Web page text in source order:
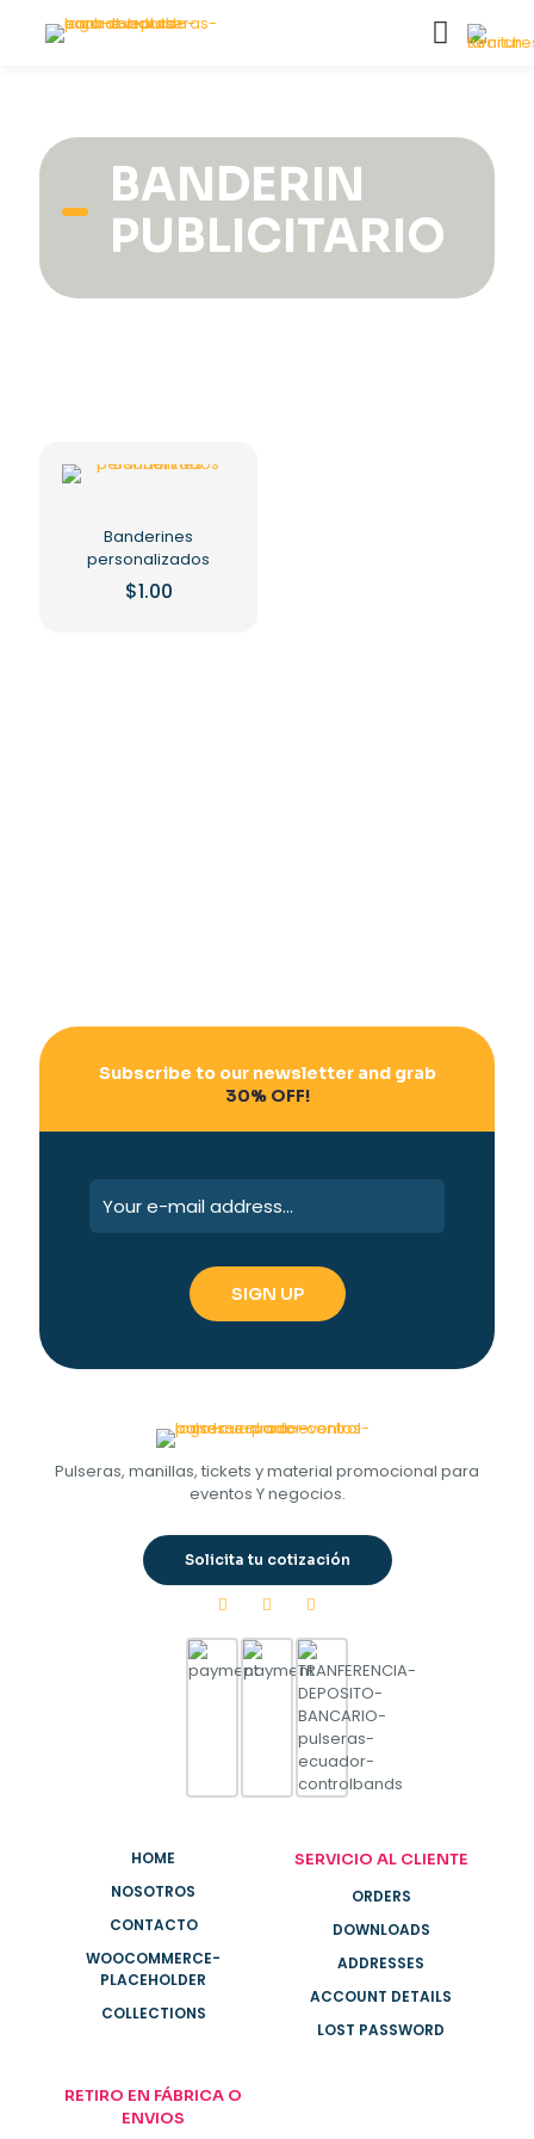
BANDERIN
PUBLICITARIO
Banderines
personalizados
$1.00
Subscribe to our newsletter and grab
30% OFF!
Pulseras, manillas, tickets y material promocional para
eventos Y negocios.
Solicita tu cotización
HOME
NOSOTROS
CONTACTO
WOOCOMMERCE-
PLACEHOLDER
COLLECTIONS
RETIRO EN FÁBRICA O
ENVIOS
SERVICIO AL CLIENTE
ORDERS
DOWNLOADS
ADDRESSES
ACCOUNT DETAILS
LOST PASSWORD